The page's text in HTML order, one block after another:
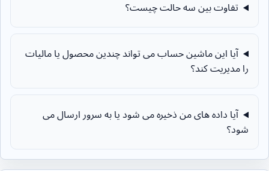
تفاوت بین سه حالت چیست؟
آیا این ماشین حساب می تواند چندین محصول یا مالیات
را مدیریت کند؟
آیا داده های من ذخیره می شود یا به سرور ارسال می
شود؟